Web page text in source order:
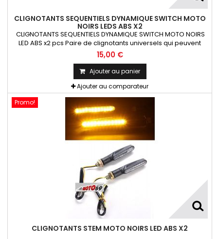
CLIGNOTANTS SEQUENTIELS DYNAMIQUE SWITCH MOTO
NOIRS LEDS ABS X2
CLIGNOTANTS SEQUENTIELS DYNAMIQUE SWITCH MOTO NOIRS
LED ABS x2 pcs Paire de clignotants universels qui peuvent
être adaptables sur toutes motos ou scooters
15,00 €
Ajouter au panier
Ajouter au comparateur
Promo!
CLIGNOTANTS STEM MOTO NOIRS LED ABS X2